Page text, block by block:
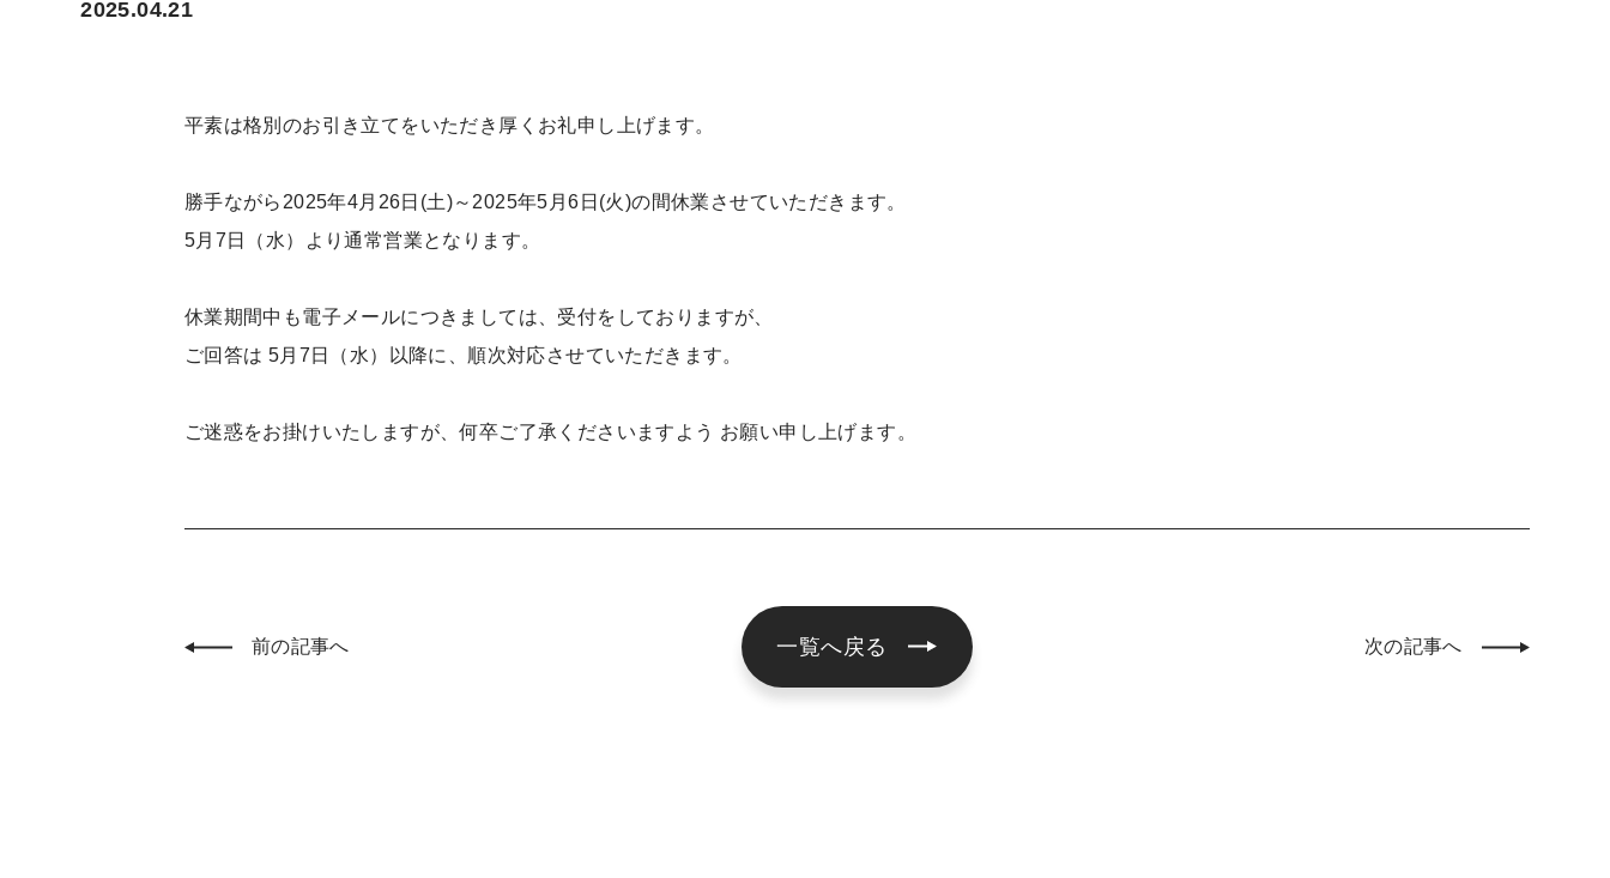
2025.04.21
平素は格別のお引き立てをいただき厚くお礼申し上げます。
勝手ながら2025年4月26日(土)～2025年5月6日(火)の間休業させていただきます。
5月7日（水）より通常営業となります。
休業期間中も電子メールにつきましては、受付をしておりますが、
ご回答は 5月7日（水）以降に、順次対応させていただきます。
ご迷惑をお掛けいたしますが、何卒ご了承くださいますよう お願い申し上げます。
前の記事へ 次の記事へ
一覧へ戻る